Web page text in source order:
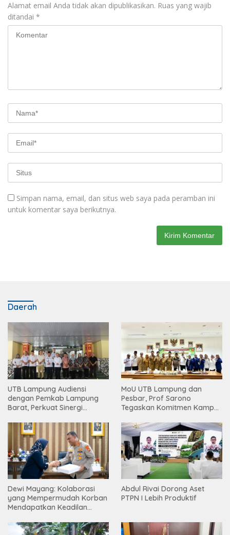
Alamat email Anda tidak akan dipublikasikan. Ruas yang wajib
ditandai *
Simpan nama, email, dan situs web saya pada peramban ini
untuk komentar saya berikutnya.
Daerah
UTB Lampung Audiensi
dengan Pemkab Lampung
Barat, Perkuat Sinergi
Tinggi
MoU UTB Lampung dan
Pesbar, Prof Sarono
Tegaskan Komitmen Kampus
Masyarakat
Dewi Mayang: Kolaborasi
yang Mempermudah Korban
Mendapatkan Keadilan
Abdul Rivai Dorong Aset
PTPN I Lebih Produktif